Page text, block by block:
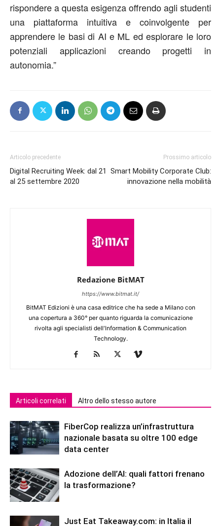
rispondere a questa esigenza offrendo agli studenti
una piattaforma intuitiva e coinvolgente per
apprendere le basi di AI e ML ed esplorare le loro
potenziali applicazioni creando progetti in
autonomia.”
Articolo precedente
Digital Recruiting Week: dal 21
al 25 settembre 2020
Prossimo articolo
Smart Mobility Corporate Club:
innovazione nella mobilità
Redazione BitMAT
https://www.bitmat.it/
BitMAT Edizioni è una casa editrice che ha sede a Milano con
una copertura a 360° per quanto riguarda la comunicazione
rivolta agli specialisti dell'lnformation & Communication
Technology.
Articoli correlati Altro dello stesso autore
FiberCop realizza un’infrastruttura
nazionale basata su oltre 100 edge
data center
Adozione dell’AI: quali fattori frenano
la trasformazione?
Just Eat Takeaway.com: in Italia il